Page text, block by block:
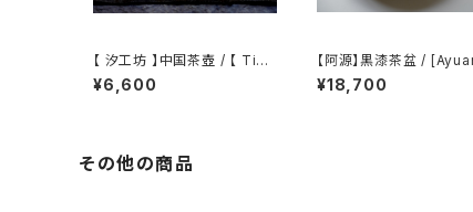
【 汐工坊 】中国茶壺 / 【 Tida
l Atelier 】Chinese teapot
¥6,600
【阿源】黒漆茶盆 / [Ayuan] B
lack Lacquer Tea Tray
¥18,700
その他の商品